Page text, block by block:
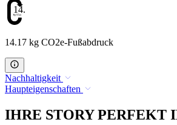
14.17
14.17 kg CO2e-Fußabdruck
Nachhaltigkeit
Haupteigenschaften
IHRE STORY PERFEKT